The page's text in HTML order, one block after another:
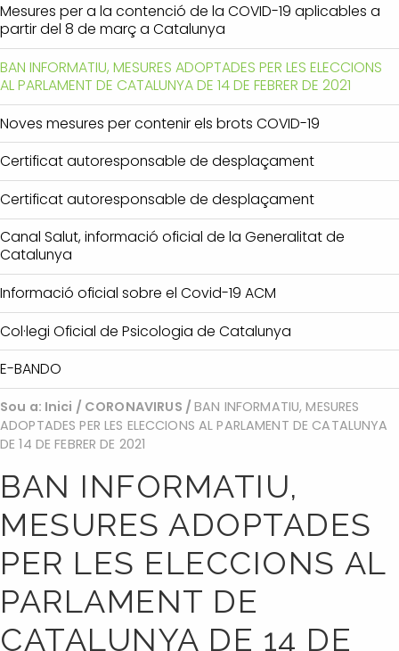
Mesures per a la contenció de la COVID-19 aplicables a
partir del 8 de març a Catalunya
BAN INFORMATIU, MESURES ADOPTADES PER LES ELECCIONS
AL PARLAMENT DE CATALUNYA DE 14 DE FEBRER DE 2021
Noves mesures per contenir els brots COVID-19
Certificat autoresponsable de desplaçament
Certificat autoresponsable de desplaçament
Canal Salut, informació oficial de la Generalitat de
Catalunya
Informació oficial sobre el Covid-19 ACM
Col·legi Oficial de Psicologia de Catalunya
E-BANDO
Sou a: Inici / CORONAVIRUS /BAN INFORMATIU, MESURES
ADOPTADES PER LES ELECCIONS AL PARLAMENT DE CATALUNYA
DE 14 DE FEBRER DE 2021
BAN INFORMATIU,
MESURES ADOPTADES
PER LES ELECCIONS AL
PARLAMENT DE
CATALUNYA DE 14 DE